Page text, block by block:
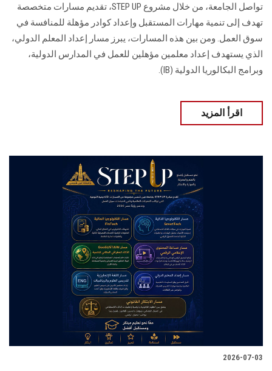
تواصل الجامعة، من خلال مشروع STEP UP، تقديم مسارات متخصصة
تهدف إلى تنمية مهارات المستقبل وإعداد كوادر مؤهلة للمنافسة في
سوق العمل. ومن بين هذه المسارات، يبرز مسار إعداد المعلم الدولي،
الذي يستهدف إعداد معلمين مؤهلين للعمل في المدارس الدولية،
وبرامج البكالوريا الدولية (IB).
اقرأ المزيد
2026-07-03